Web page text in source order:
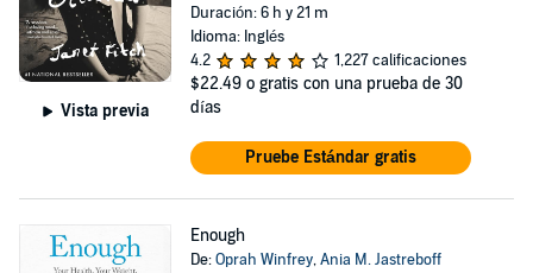
Vista previa
Duración: 6 h y 21 m
Idioma: Inglés
4.2
1,227 calificaciones
$22.49 o gratis con una prueba de 30
días
Pruebe Estándar gratis
Enough
De:Oprah Winfrey,Ania M. Jastreboff